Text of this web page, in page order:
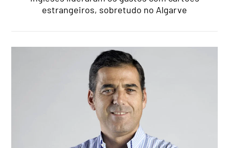
estrangeiros, sobretudo no Algarve